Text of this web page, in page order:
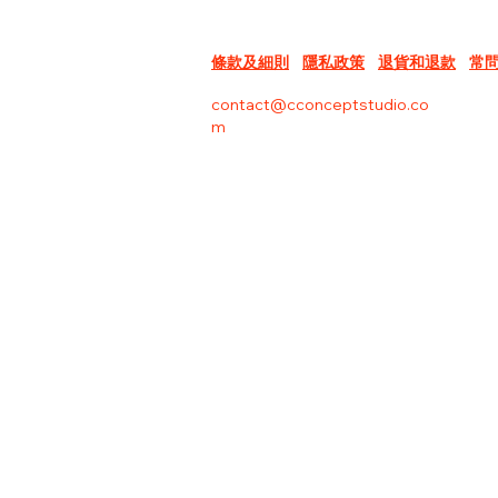
條款及細則 隱私政策 退貨和退款 常
contact@cconceptstudio.co
m